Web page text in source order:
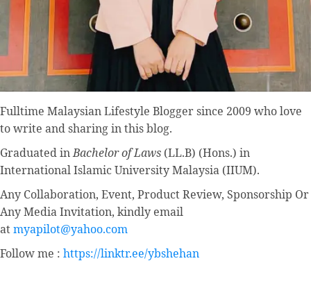
Fulltime Malaysian Lifestyle Bloggersince 2009 who love
to write and sharing in this blog.
Graduated inBachelor of Laws (LL.B) (Hons.) in
International Islamic University Malaysia (IIUM).
Any Collaboration, Event, Product Review, Sponsorship Or
Any Media Invitation, kindly email
atmyapilot@yahoo.com
Follow me : https://linktr.ee/ybshehan